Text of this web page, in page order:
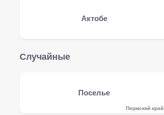
Актобе
Случайные
Поселье
Пермский край